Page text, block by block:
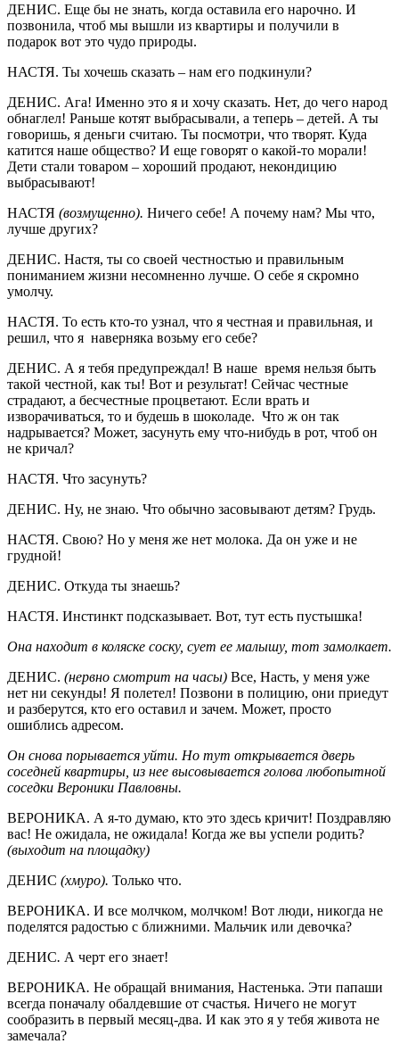
ДЕНИС. Еще бы не знать, когда оставила его нарочно. И
позвонила, чтоб мы вышли из квартиры и получили в
подарок вот это чудо природы.
НАСТЯ. Ты хочешь сказать – нам его подкинули?
ДЕНИС. Ага! Именно это я и хочу сказать. Нет, до чего народ
обнаглел! Раньше котят выбрасывали, а теперь – детей. А ты
говоришь, я деньги считаю. Ты посмотри, что творят. Куда
катится наше общество? И еще говорят о какой-то морали!
Дети стали товаром – хороший продают, некондицию
выбрасывают!
НАСТЯ (возмущенно). Ничего себе! А почему нам? Мы что,
лучше других?
ДЕНИС. Настя, ты со своей честностью и правильным
пониманием жизни несомненно лучше. О себе я скромно
умолчу.
НАСТЯ. То есть кто-то узнал, что я честная и правильная, и
решил, что я наверняка возьму его себе?
ДЕНИС. А я тебя предупреждал! В наше время нельзя быть
такой честной, как ты! Вот и результат! Сейчас честные
страдают, а бесчестные процветают. Если врать и
изворачиваться, то и будешь в шоколаде. Что ж он так
надрывается? Может, засунуть ему что-нибудь в рот, чтоб он
не кричал?
НАСТЯ. Что засунуть?
ДЕНИС. Ну, не знаю. Что обычно засовывают детям? Грудь.
НАСТЯ. Свою? Но у меня же нет молока. Да он уже и не
грудной!
ДЕНИС. Откуда ты знаешь?
НАСТЯ. Инстинкт подсказывает. Вот, тут есть пустышка!
Она находит в коляске соску, сует ее малышу, тот замолкает.
ДЕНИС. (нервно смотрит на часы) Все, Насть, у меня уже
нет ни секунды! Я полетел! Позвони в полицию, они приедут
и разберутся, кто его оставил и зачем. Может, просто
ошиблись адресом.
Он снова порывается уйти. Но тут открывается дверь
соседней квартиры, из нее высовывается голова любопытной
соседки Вероники Павловны.
ВЕРОНИКА. А я-то думаю, кто это здесь кричит! Поздравляю
вас! Не ожидала, не ожидала! Когда же вы успели родить?
(выходит на площадку)
ДЕНИС (хмуро). Только что.
ВЕРОНИКА. И все молчком, молчком! Вот люди, никогда не
поделятся радостью с ближними. Мальчик или девочка?
ДЕНИС. А черт его знает!
ВЕРОНИКА. Не обращай внимания, Настенька. Эти папаши
всегда поначалу обалдевшие от счастья. Ничего не могут
сообразить в первый месяц-два. И как это я у тебя живота не
замечала?